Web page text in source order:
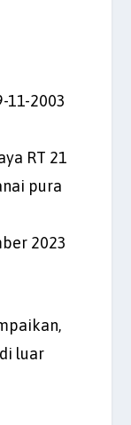
11-2003
RT 21
pura
2023
luar